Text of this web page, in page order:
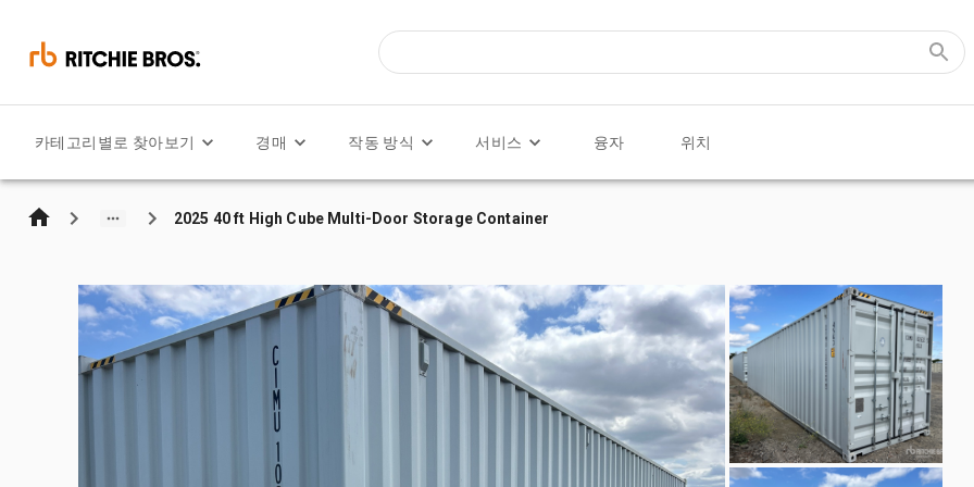
카테고리별로 찾아보기 경매 작동 방식 서비스 융자 위치
2025 40 ft High Cube Multi-Door Storage Container